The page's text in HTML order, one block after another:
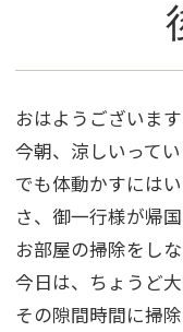
おはようございます
今朝、涼しいって
でも体動かすには
さ、御一行様が帰国
お部屋の掃除をし
今日は、ちょうど
その隙間時間に掃除